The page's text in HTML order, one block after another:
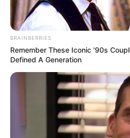
BRAINBERRIES
Remember These Iconic '90s
Defined A Generation